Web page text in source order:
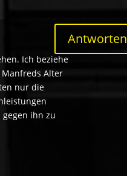
Ich beziehe
Alter
nur die
ihn zu
Antworten